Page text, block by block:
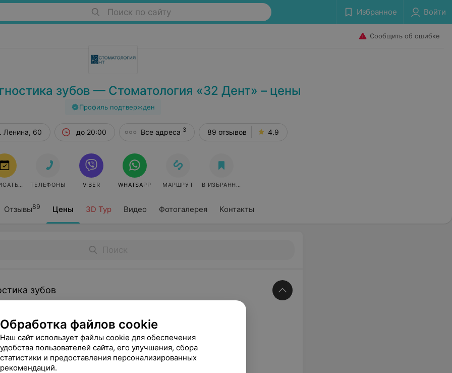
Поиск по сайту Избранное Войти
Сообщить об ошибке
зубов — Стоматология «32 Дент» – цены
Профиль подтвержден
Отзывы89 Цены 3D Тур Видео Фотогалерея Контакты
Ленина, 60 до 20:00 Все адреса 3 89 отзывов 4.9
ТЕЛЕФОНЫ VIBER WHATSAPP МАРШРУТ В ИЗБРАННОЕ
зубов
зубов
Рентгеновский снимок зуба
уточняйте
Записаться
Обработка файлов cookie
Наш сайт использует файлы cookie для обеспечения
удобства пользователей сайта, его улучшения, сбора
статистики и предоставления персонализированных
рекомендаций.